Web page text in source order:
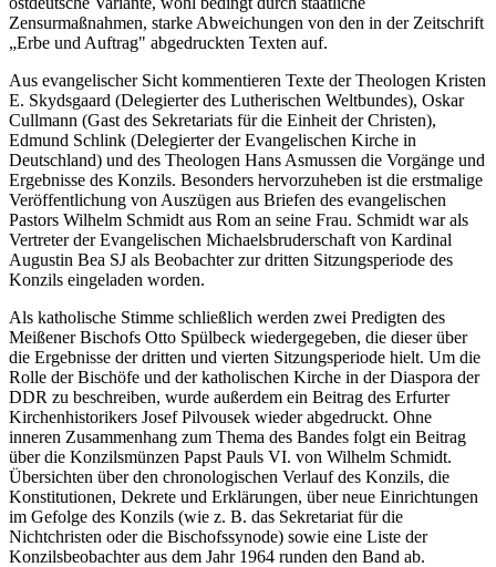
Zensurmaßnahmen, starke Abweichungen von den in der Zeitschrift
„Erbe und Auftrag" abgedruckten Texten auf.
Aus evangelischer Sicht kommentieren Texte der Theologen Kristen
E. Skydsgaard (Delegierter des Lutherischen Weltbundes), Oskar
Cullmann (Gast des Sekretariats für die Einheit der Christen),
Edmund Schlink (Delegierter der Evangelischen Kirche in
Deutschland) und des Theologen Hans Asmussen die Vorgänge und
Ergebnisse des Konzils. Besonders hervorzuheben ist die erstmalige
Veröffentlichung von Auszügen aus Briefen des evangelischen
Pastors Wilhelm Schmidt aus Rom an seine Frau. Schmidt war als
Vertreter der Evangelischen Michaelsbruderschaft von Kardinal
Augustin Bea SJ als Beobachter zur dritten Sitzungsperiode des
Konzils eingeladen worden.
Als katholische Stimme schließlich werden zwei Predigten des
Meißener Bischofs Otto Spülbeck wiedergegeben, die dieser über
die Ergebnisse der dritten und vierten Sitzungsperiode hielt. Um die
Rolle der Bischöfe und der katholischen Kirche in der Diaspora der
DDR zu beschreiben, wurde außerdem ein Beitrag des Erfurter
Kirchenhistorikers Josef Pilvousek wieder abgedruckt. Ohne
inneren Zusammenhang zum Thema des Bandes folgt ein Beitrag
über die Konzilsmünzen Papst Pauls VI. von Wilhelm Schmidt.
Übersichten über den chronologischen Verlauf des Konzils, die
Konstitutionen, Dekrete und Erklärungen, über neue Einrichtungen
im Gefolge des Konzils (wie z. B. das Sekretariat für die
Nichtchristen oder die Bischofssynode) sowie eine Liste der
Konzilsbeobachter aus dem Jahr 1964 runden den Band ab.